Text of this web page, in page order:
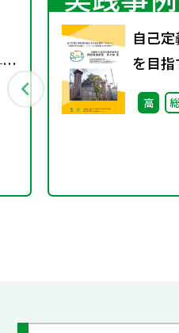
自己
を目
③～地
フィ
高